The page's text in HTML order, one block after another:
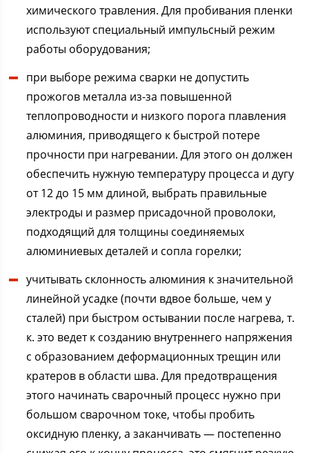
химического травления. Для пробивания пленки
используют специальный импульсный режим
работы оборудования;
при выборе режима сварки не допустить
прожогов металла из-за повышенной
теплопроводности и низкого порога плавления
алюминия, приводящего к быстрой потере
прочности при нагревании. Для этого он должен
обеспечить нужную температуру процесса и дугу
от 12 до 15 мм длиной, выбрать правильные
электроды и размер присадочной проволоки,
подходящий для толщины соединяемых
алюминиевых деталей и сопла горелки;
учитывать склонность алюминия к значительной
линейной усадке (почти вдвое больше, чем у
сталей) при быстром остывании после нагрева, т.
к. это ведет к созданию внутреннего напряжения
с образованием деформационных трещин или
кратеров в области шва. Для предотвращения
этого начинать сварочный процесс нужно при
большом сварочном токе, чтобы пробить
оксидную пленку, а заканчивать — постепенно